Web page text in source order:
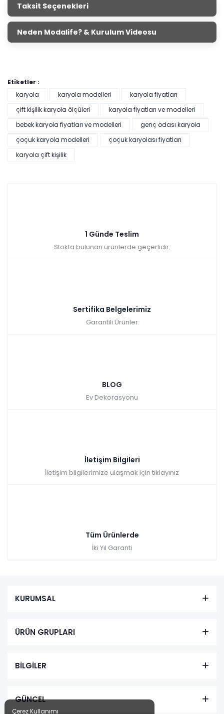
Taksit Seçenekleri
Neden Modalife? & Kurulum Videosu
Etiketler :
karyola
karyola modelleri
karyola fiyatları
çift kişilik karyola ölçüleri
karyola fiyatları ve modelleri
bebek karyola fiyatları ve modelleri
genç odası karyola
çoçuk karyola modelleri
çoçuk karyolası fiyatları
karyola çift kişilik
1 Günde Teslim
Stokta bulunan ürünlerde geçerlidir.
Sertifika Belgelerimiz
Garantili Ürünler
BLOG
Ev Dekorasyonu
İletişim Bilgileri
İletişim bilgilerimize ulaşmak için tıklayınız
Tüm Ürünlerde
İki Yıl Garanti
KURUMSAL
ÜRÜN GRUPLARI
BİLGİLER
GÜNCEL
Çerez Kullanımı